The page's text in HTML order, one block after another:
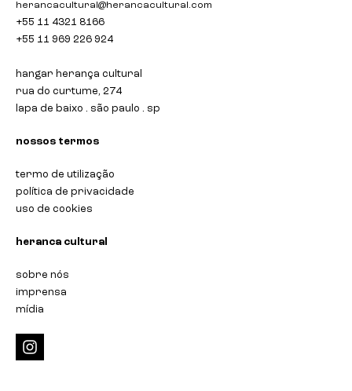
herancacultural@herancacultural.com
+55 11 4321 8166
+55 11 969 226 924
hangar herança cultural
rua do curtume, 274
lapa de baixo . são paulo . sp
nossos termos
termo de utilização
política de privacidade
uso de cookies
heranca cultural
sobre nós
imprensa
mídia
i
n